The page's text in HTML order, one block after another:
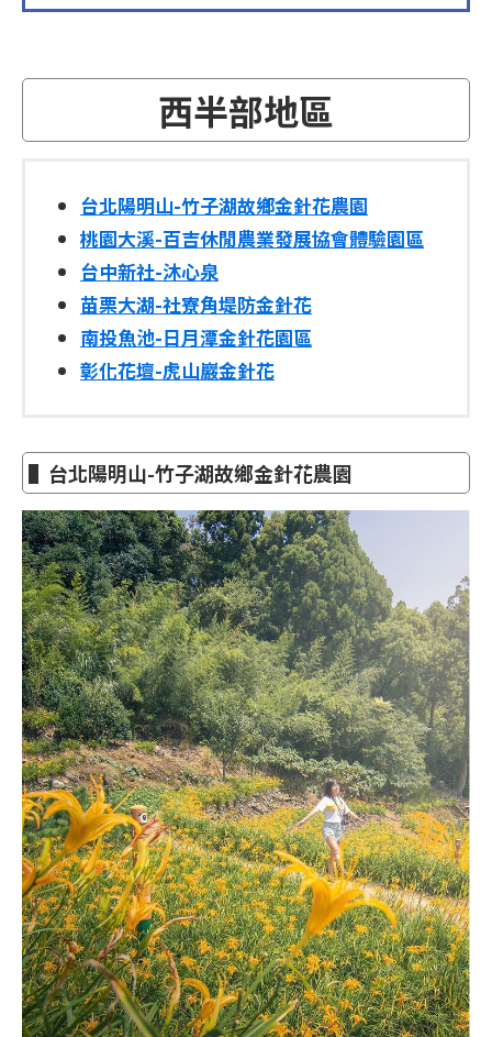
西半部地區
台北陽明山-竹子湖故鄉金針花農園
桃園大溪-百吉休閒農業發展協會體驗園區
台中新社-沐心泉
苗栗大湖-社寮角堤防金針花
南投魚池-日月潭金針花園區
彰化花壇-虎山巖金針花
▌台北陽明山-竹子湖故鄉金針花農園